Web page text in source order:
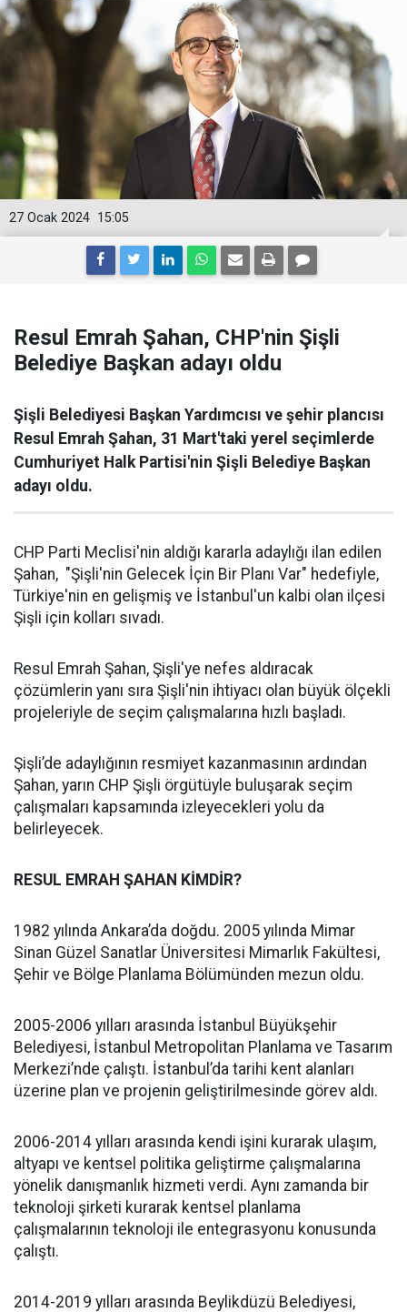
15:05
27 Ocak 2024
Resul Emrah Şahan, CHP'nin Şişli
Belediye Başkan adayı oldu
Şişli Belediyesi Başkan Yardımcısı ve şehir plancısı
Resul Emrah Şahan, 31 Mart'taki yerel seçimlerde
Cumhuriyet Halk Partisi'nin Şişli Belediye Başkan
adayı oldu.
CHP Parti Meclisi'nin aldığı kararla adaylığı ilan edilen
Şahan, "Şişli'nin Gelecek İçin Bir Planı Var" hedefiyle,
Türkiye'nin en gelişmiş ve İstanbul'un kalbi olan ilçesi
Şişli için kolları sıvadı.
Resul Emrah Şahan, Şişli'ye nefes aldıracak
çözümlerin yanı sıra Şişli'nin ihtiyacı olan büyük ölçekli
projeleriyle de seçim çalışmalarına hızlı başladı.
Şişli’de adaylığının resmiyet kazanmasının ardından
Şahan, yarın CHP Şişli örgütüyle buluşarak seçim
çalışmaları kapsamında izleyecekleri yolu da
belirleyecek.
RESUL EMRAH ŞAHAN KİMDİR?
1982 yılında Ankara’da doğdu. 2005 yılında Mimar
Sinan Güzel Sanatlar Üniversitesi Mimarlık Fakültesi,
Şehir ve Bölge Planlama Bölümünden mezun oldu.
2005-2006 yılları arasında İstanbul Büyükşehir
Belediyesi, İstanbul Metropolitan Planlama ve Tasarım
Merkezi’nde çalıştı. İstanbul’da tarihi kent alanları
üzerine plan ve projenin geliştirilmesinde görev aldı.
2006-2014 yılları arasında kendi işini kurarak ulaşım,
altyapı ve kentsel politika geliştirme çalışmalarına
yönelik danışmanlık hizmeti verdi. Aynı zamanda bir
teknoloji şirketi kurarak kentsel planlama
çalışmalarının teknoloji ile entegrasyonu konusunda
çalıştı.
2014-2019 yılları arasında Beylikdüzü Belediyesi,